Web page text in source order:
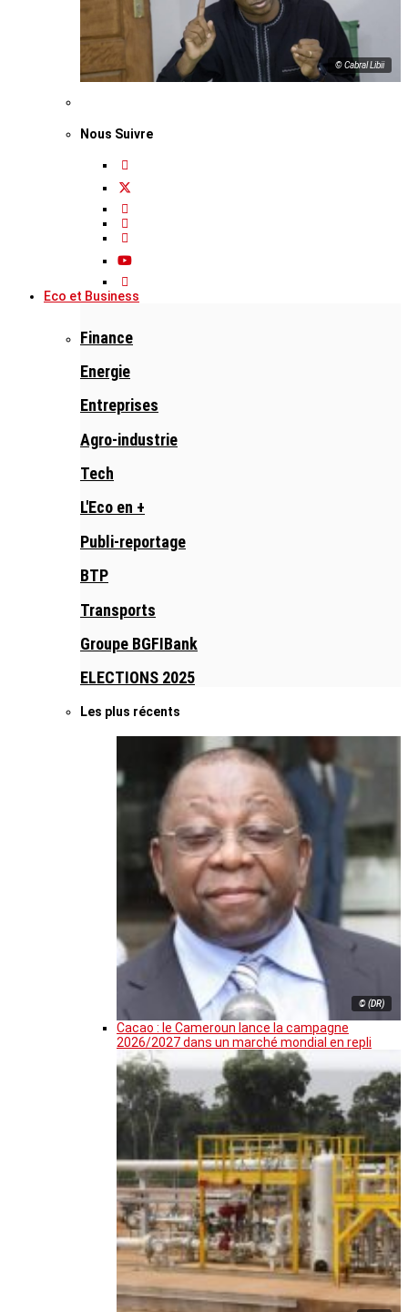
© Cabral Libii
Nous Suivre
Eco et Business
Finance
Energie
Entreprises
Agro-industrie
Tech
L'Eco en +
Publi-reportage
BTP
Transports
Groupe BGFIBank
ELECTIONS 2025
Les plus récents
© (DR)
Cacao : le Cameroun lance la campagne
2026/2027 dans un marché mondial en repli